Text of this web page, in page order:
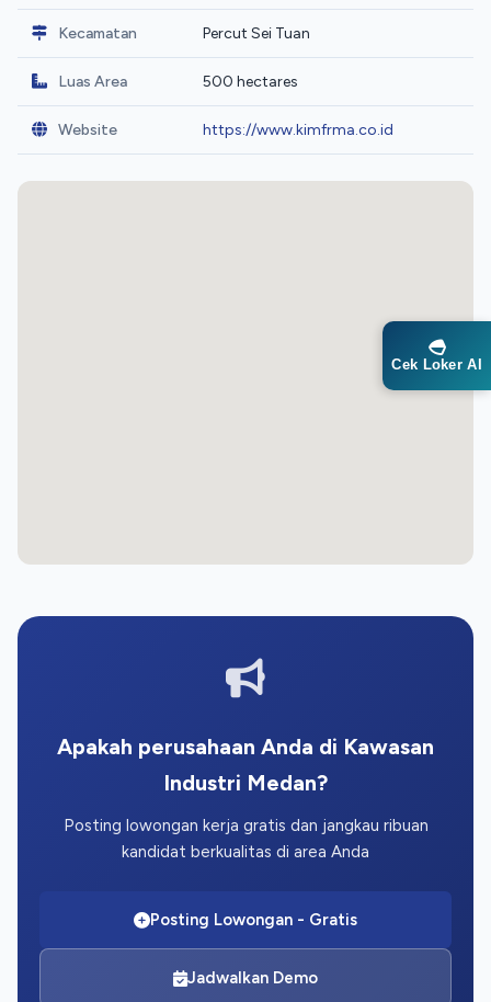
Kecamatan Percut Sei Tuan
Luas Area 500 hectares
Website https://www.kimfrma.co.id
Apakah perusahaan Anda di Kawasan
Industri Medan?
Posting lowongan kerja gratis dan jangkau ribuan
kandidat berkualitas di area Anda
Posting Lowongan - Gratis
Jadwalkan Demo
Cek Loker AI